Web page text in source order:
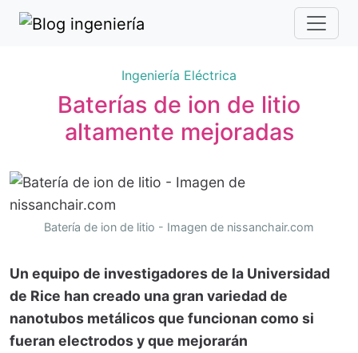
Ingeniería Eléctrica
Baterías de ion de litio
altamente mejoradas
Batería de ion de litio - Imagen de nissanchair.com
Un equipo de investigadores de la Universidad
de Rice han creado una gran variedad de
nanotubos metálicos que funcionan como si
fueran electrodos y que mejorarán